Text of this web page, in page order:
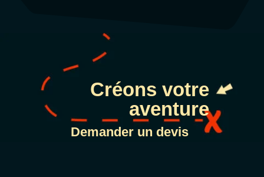
Demander un devis
Créons votre
aventure